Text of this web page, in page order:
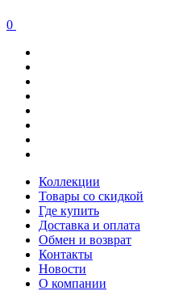
0
Коллекции
Товары со скидкой
Где купить
Доставка и оплата
Обмен и возврат
Контакты
Новости
О компании